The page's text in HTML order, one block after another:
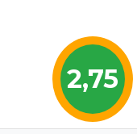
2,75